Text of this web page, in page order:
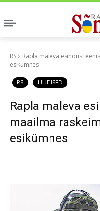
RS
Rapla maleva esindus
esikümnes
RS UUDISED
Rapla maleva
maailma
esikümnes